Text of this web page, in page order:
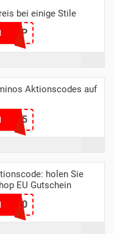
bei einige Stile
Aktionscodes auf
holen Sie
EU Gutschein